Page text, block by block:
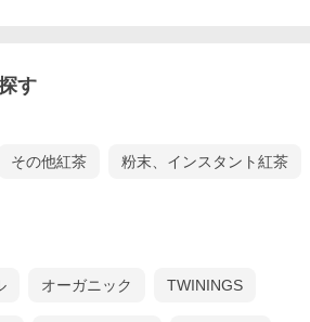
す
その他紅茶 粉末、インスタント紅茶
オーガニック TWININGS